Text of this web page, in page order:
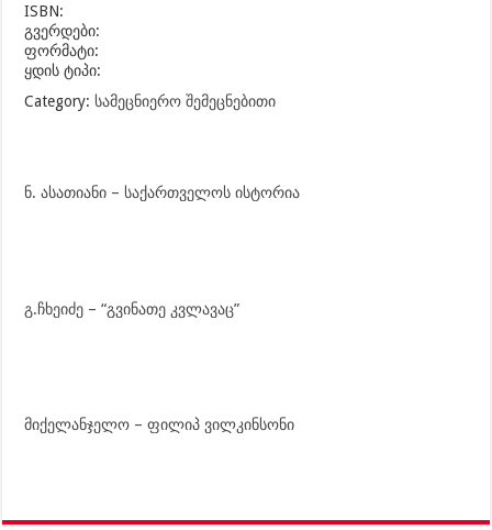
ISBN:
გვერდები:
ფორმატი:
ყდის ტიპი:
Category: სამეცნიერო შემეცნებითი
ნ. ასათიანი – საქართველოს ისტორია
გ.ჩხეიძე – “გვინათე კვლავაც”
მიქელანჯელო – ფილიპ ვილკინსონი